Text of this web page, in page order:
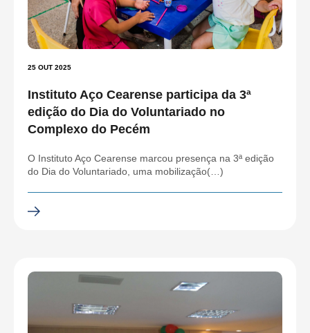
25 OUT 2025
Instituto Aço Cearense participa da 3ª
edição do Dia do Voluntariado no
Complexo do Pecém
O Instituto Aço Cearense marcou presença na 3ª edição
do Dia do Voluntariado, uma mobilização(…)